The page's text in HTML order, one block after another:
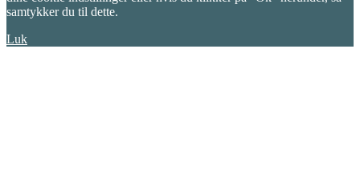
samtykker du til dette.
Luk